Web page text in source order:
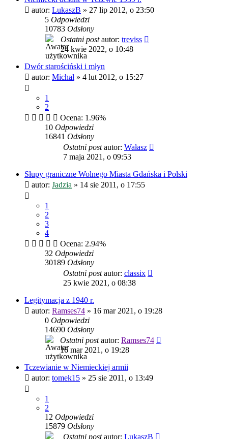
autor: LukaszB » 27 lip 2012, o 23:50
5 Odpowiedzi
10783 Odsłony
Ostatni postautor: treviss
24 kwie 2022, o 10:48
Dwór starościński i młyn
autor: Michał» 4 lut 2012, o 15:27
1
2
Ocena: 1.96%
10 Odpowiedzi
16841 Odsłony
Ostatni postautor: Wałasz
7 maja 2021, o 09:53
Słupy graniczne Wolnego Miasta Gdańska i Polski
autor: Jadzia » 14 sie 2011, o 17:55
1
2
3
4
Ocena: 2.94%
32 Odpowiedzi
30189 Odsłony
Ostatni postautor: classix
25 kwie 2021, o 08:38
Legitymacja z 1940 r.
autor: Ramses74 » 16 mar 2021, o 19:28
0 Odpowiedzi
14690 Odsłony
Ostatni postautor: Ramses74
16 mar 2021, o 19:28
Tczewianie w Niemieckiej armii
autor: tomek15 » 25 sie 2011, o 13:49
1
2
12 Odpowiedzi
15879 Odsłony
Ostatni postautor: LukaszB